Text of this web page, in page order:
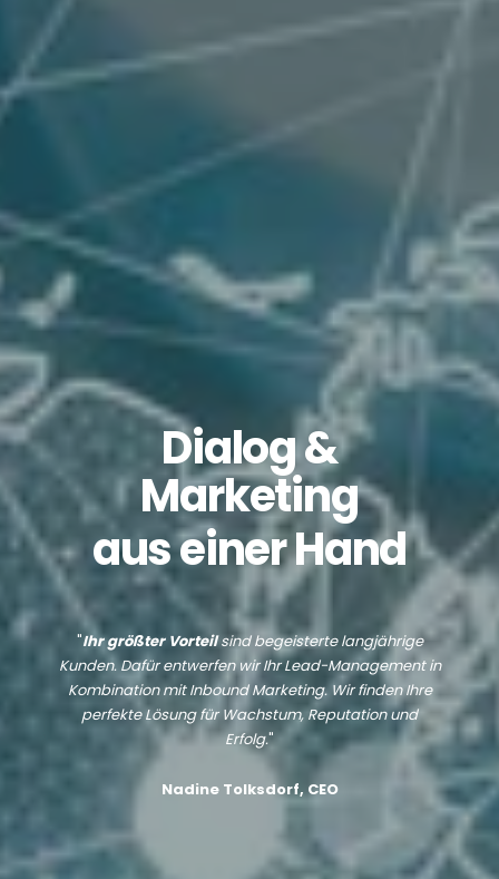
Dialog &
Marketing
aus einer Hand
"Ihr größter Vorteilsind begeisterte langjährige
Kunden. Dafür entwerfen wir Ihr Lead-Management in
Kombination mit Inbound Marketing. Wir finden Ihre
perfekte Lösung für Wachstum, Reputation und
Erfolg."
Nadine Tolksdorf, CEO